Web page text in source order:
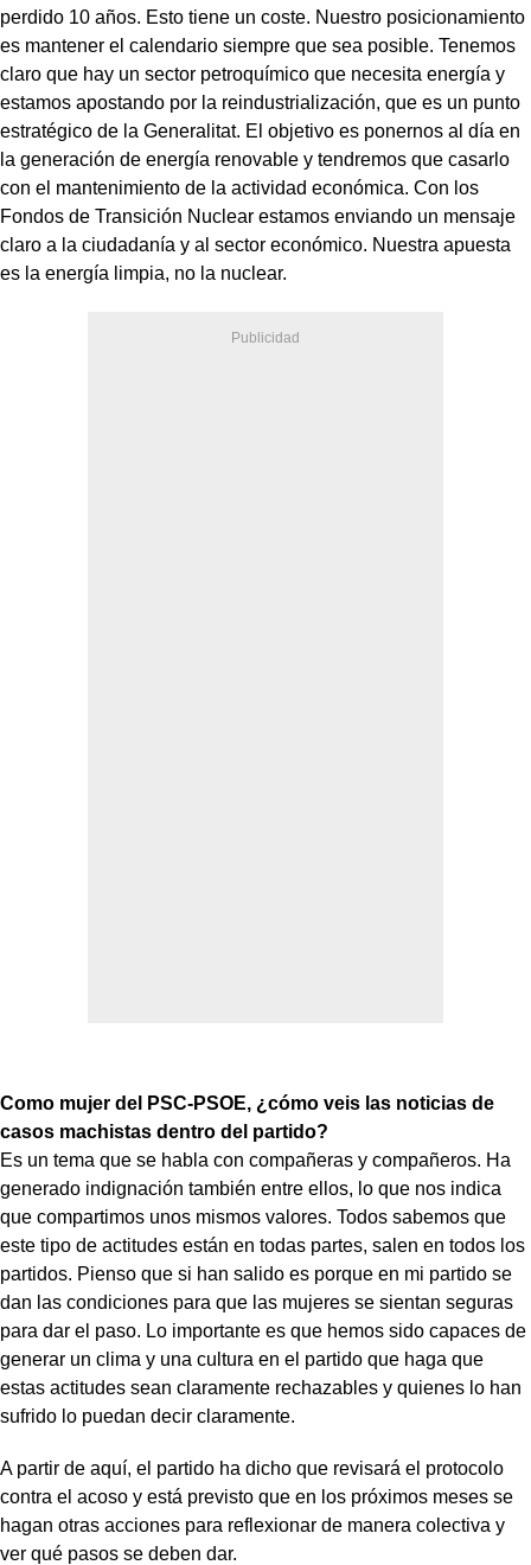
perdido 10 años. Esto tiene un coste. Nuestro posicionamiento
es mantener el calendario siempre que sea posible. Tenemos
claro que hay un sector petroquímico que necesita energía y
estamos apostando por la reindustrialización, que es un punto
estratégico de la Generalitat. El objetivo es ponernos al día en
la generación de energía renovable y tendremos que casarlo
con el mantenimiento de la actividad económica. Con los
Fondos de Transición Nuclear estamos enviando un mensaje
claro a la ciudadanía y al sector económico. Nuestra apuesta
es la energía limpia, no la nuclear.
Como mujer del PSC-PSOE, ¿cómo veis las noticias de
casos machistas dentro del partido?
Es un tema que se habla con compañeras y compañeros. Ha
generado indignación también entre ellos, lo que nos indica
que compartimos unos mismos valores. Todos sabemos que
este tipo de actitudes están en todas partes, salen en todos los
partidos. Pienso que si han salido es porque en mi partido se
dan las condiciones para que las mujeres se sientan seguras
para dar el paso. Lo importante es que hemos sido capaces de
generar un clima y una cultura en el partido que haga que
estas actitudes sean claramente rechazables y quienes lo han
sufrido lo puedan decir claramente.
A partir de aquí, el partido ha dicho que revisará el protocolo
contra el acoso y está previsto que en los próximos meses se
hagan otras acciones para reflexionar de manera colectiva y
ver qué pasos se deben dar.